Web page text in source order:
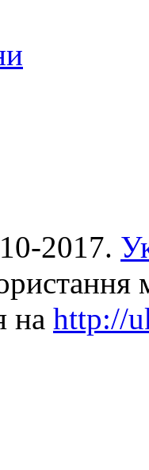
2017.
на http://